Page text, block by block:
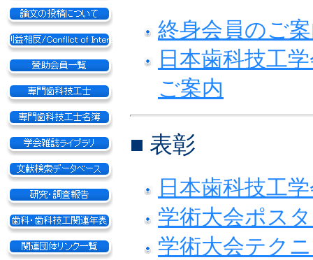
終身会員のご
日本歯科技工
ご案内
■ 表彰
日本歯科技工
学術大会ポス
学術大会テク